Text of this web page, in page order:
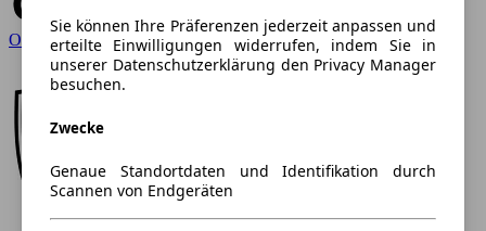
Opel
Sie können Ihre Präferenzen jederzeit anpassen und
erteilte Einwilligungen widerrufen, indem Sie in
unserer Datenschutzerklärung den Privacy Manager
besuchen.
Zwecke
Genaue Standortdaten und Identifikation durch
Scannen von Endgeräten